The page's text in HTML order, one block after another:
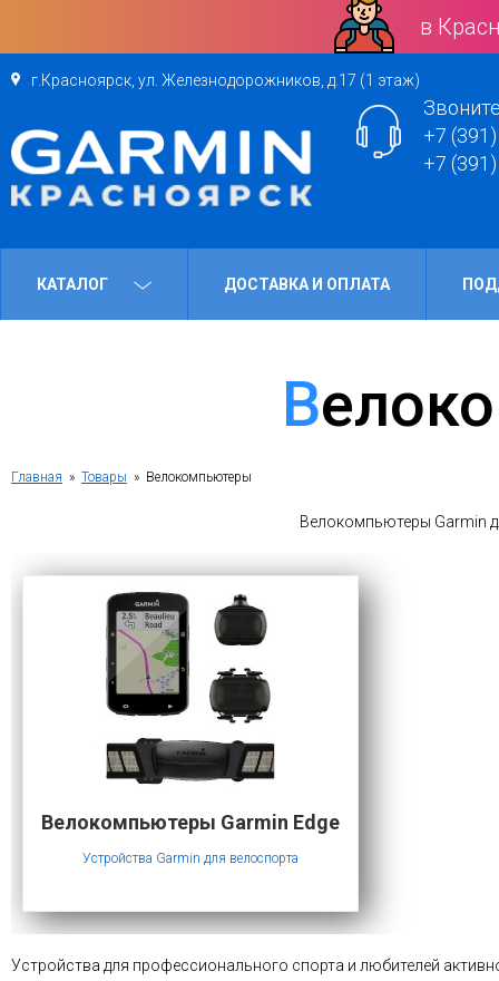
в
г.Красноярск, ул. Железнодорожников, д.17 (1 этаж)
+7
+7
КАТАЛОГ ДОСТАВКА И ОПЛАТА
Главная » Товары » Велокомпьютеры
Велокомпьютеры Garmin
Велокомпьютеры Garmin Edge
Устройства Garmin для велоспорта
Устройства для профессионального спорта и любителей